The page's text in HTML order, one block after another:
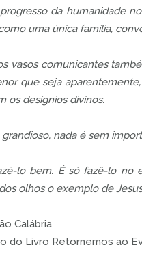
da humanidade
uma única família,
vasos comunicantes
que seja
os desígnios divinos.
grandioso, nada é sem
lo bem. É só fazê-lo no
olhos o exemplo de
Calábria
do Livro Retornemos ao